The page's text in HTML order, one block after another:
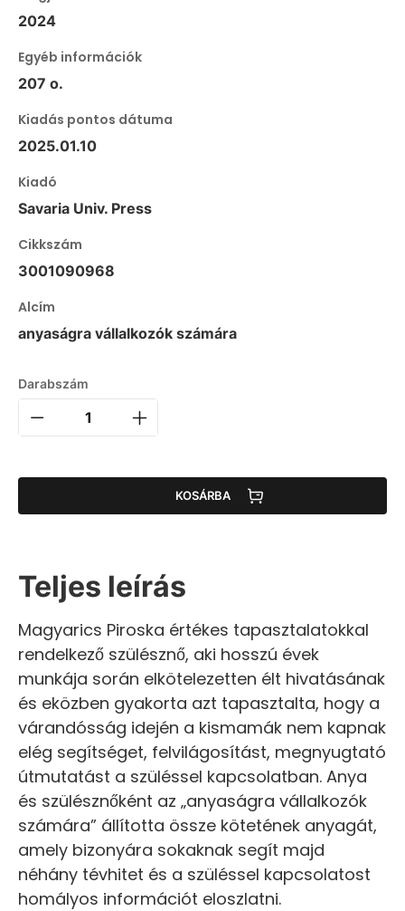
2024
Egyéb információk
207 o.
Kiadás pontos dátuma
2025.01.10
Kiadó
Savaria Univ. Press
Cikkszám
3001090968
Alcím
anyaságra vállalkozók számára
Darabszám
KOSÁRBA
Teljes leírás
Magyarics Piroska értékes tapasztalatokkal
rendelkező szülésznő, aki hosszú évek
munkája során elkötelezetten élt hivatásának
és eközben gyakorta azt tapasztalta, hogy a
várandósság idején a kismamák nem kapnak
elég segítséget, felvilágosítást, megnyugtató
útmutatást a szüléssel kapcsolatban. Anya
és szülésznőként az „anyaságra vállalkozók
számára” állította össze kötetének anyagát,
amely bizonyára sokaknak segít majd
néhány tévhitet és a szüléssel kapcsolatost
homályos információt eloszlatni.